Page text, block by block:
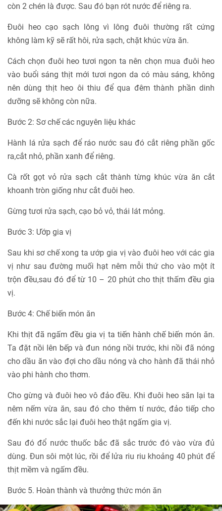
còn 2 chén là được. Sau đó bạn rót nước để riêng ra.
Đuôi heo cạo sạch lông vì lông đuôi thường rất cứng
không làm kỹ sẽ rất hôi, rửa sạch, chặt khúc vừa ăn.
Cách chọn đuôi heo tươi ngon ta nên chọn mua đuôi heo
vào buổi sáng thịt mới tươi ngon da có màu sáng, không
nên dùng thịt heo ôi thiu để qua đêm thành phần dinh
dưỡng sẽ không còn nữa.
Bước 2: Sơ chế các nguyên liệu khác
Hành lá rửa sạch để ráo nước sau đó cắt riêng phần gốc
ra,cắt nhỏ, phần xanh để riêng.
Cà rốt gọt vỏ rửa sạch cắt thành từng khúc vừa ăn cắt
khoanh tròn giống như cắt đuôi heo.
Gừng tươi rửa sạch, cạo bỏ vỏ, thái lát mỏng.
Bước 3: Ướp gia vị
Sau khi sơ chế xong ta ướp gia vị vào đuôi heo với các gia
vị như sau đường muối hạt nêm mỗi thứ cho vào một ít
trộn đều,sau đó để từ 10 – 20 phút cho thịt thấm đều gia
vị.
Bước 4: Chế biến món ăn
Khi thịt đã ngấm đều gia vị ta tiến hành chế biến món ăn.
Ta đặt nồi lên bếp và đun nóng nồi trước, khi nồi đã nóng
cho dầu ăn vào đợi cho dầu nóng và cho hành đã thái nhỏ
vào phi hành cho thơm.
Cho gừng và đuôi heo vô đảo đều. Khi đuôi heo săn lại ta
nêm nếm vừa ăn, sau đó cho thêm tí nước, đảo tiếp cho
đến khi nước sắc lại đuôi heo thật ngấm gia vị.
Sau đó đổ nước thuốc bắc đã sắc trước đó vào vừa đủ
dùng. Đun sôi một lúc, rồi để lửa riu riu khoảng 40 phút để
thịt mềm và ngấm đều.
Bước 5. Hoàn thành và thưởng thức món ăn